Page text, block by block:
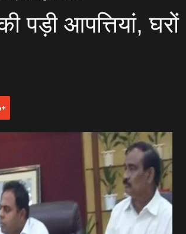
पड़ी आपत्तियां, घरों